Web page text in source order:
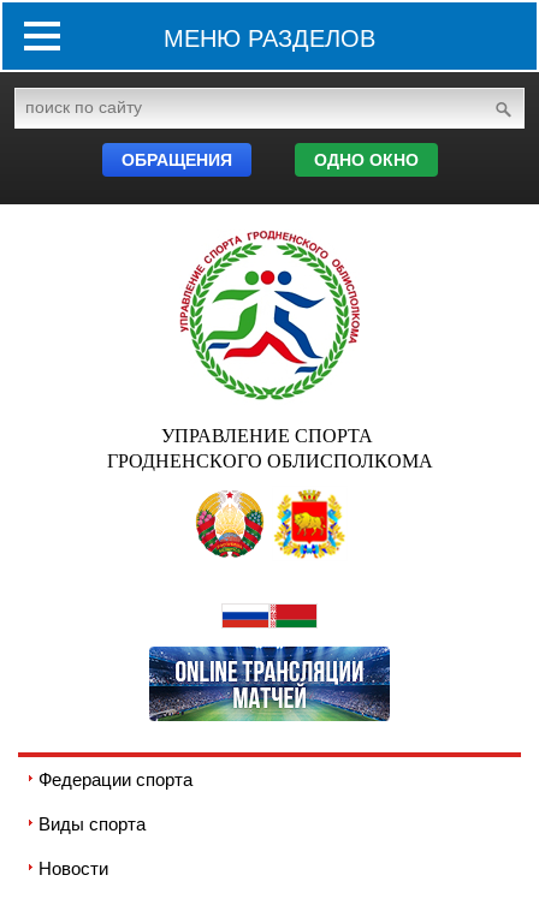
МЕНЮ РАЗДЕЛОВ
ОБРАЩЕНИЯ ОДНО ОКНО
УПРАВЛЕНИЕ СПОРТА
ГРОДНЕНСКОГО ОБЛИСПОЛКОМА
Федерации спорта
Виды спорта
Новости